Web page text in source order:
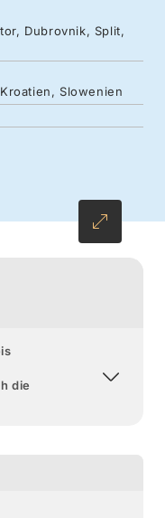
des
Die
ragen stolz
und Zadar
aus römischen
Weise auf
Dubrovnik, Split,
Slowenien
die